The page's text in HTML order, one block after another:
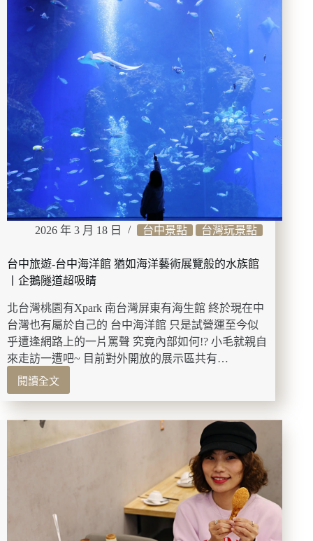
乾
吃
川
味
乾
鍋
鴨
頭
多
道
炒
料
小
朋
友
也
能
吃
的
開
2026 年 3 月 18 日 台中景點 台灣玩景點
台中旅遊-台中海洋館 猶如海洋藝術展覽般的水族館
丨企鵝隧道超吸睛
北台灣桃園有Xpark 南台灣屏東有海生館 終於現在中
台灣也有屬於自己的 台中海洋館 只是試營運至今似
乎遭逢網路上的一片罵聲 究竟內部如何!? 小毛就親自
來走訪一遭吧~ 目前對外開放的展示區共有…
閱讀全文
台
中
遊-
台